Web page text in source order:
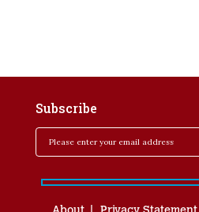
Subscribe